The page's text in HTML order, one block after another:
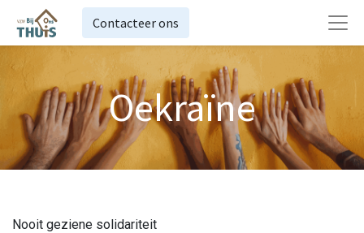
Contacteer ons
Oekraïne
Nooit geziene solidariteit